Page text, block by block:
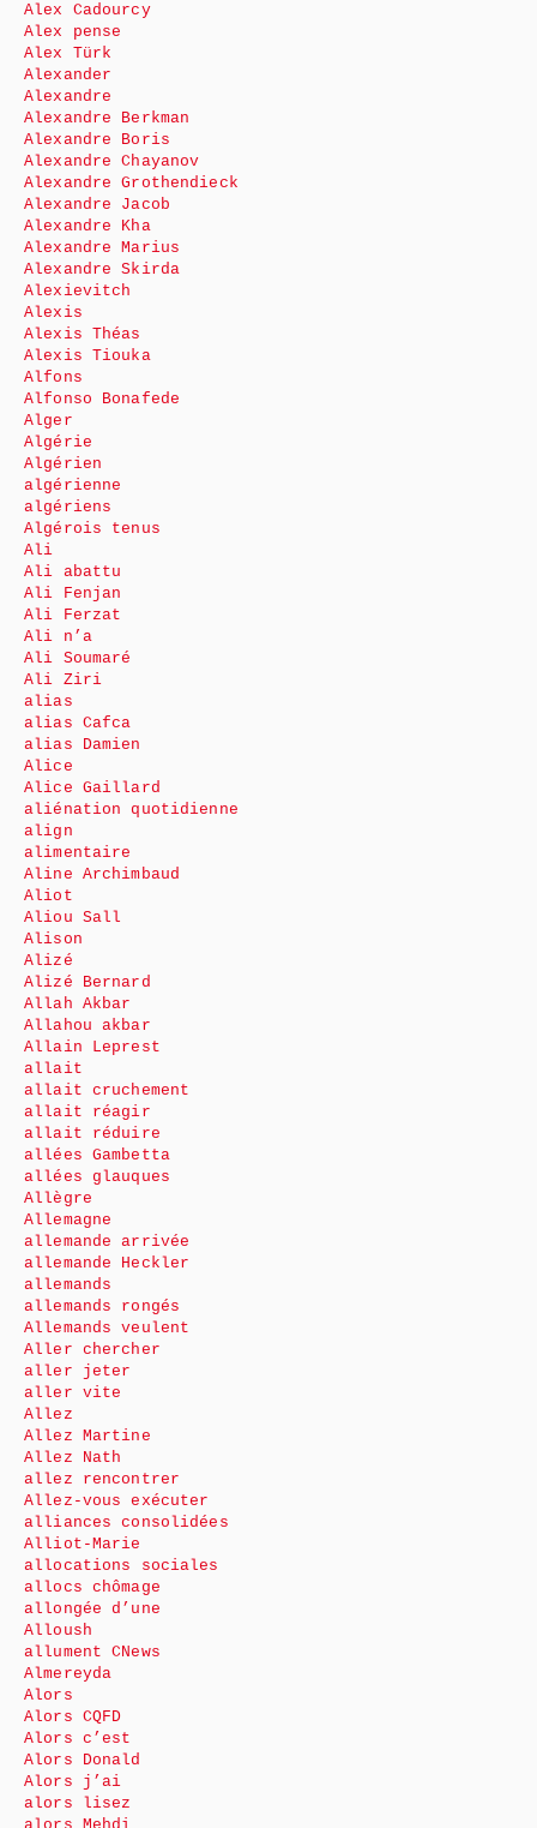
Alex Cadourcy
Alex pense
Alex Türk
Alexander
Alexandre
Alexandre Berkman
Alexandre Boris
Alexandre Chayanov
Alexandre Grothendieck
Alexandre Jacob
Alexandre Kha
Alexandre Marius
Alexandre Skirda
Alexievitch
Alexis
Alexis Théas
Alexis Tiouka
Alfons
Alfonso Bonafede
Alger
Algérie
Algérien
algérienne
algériens
Algérois tenus
Ali
Ali abattu
Ali Fenjan
Ali Ferzat
Ali n’a
Ali Soumaré
Ali Ziri
alias
alias Cafca
alias Damien
Alice
Alice Gaillard
aliénation quotidienne
align
alimentaire
Aline Archimbaud
Aliot
Aliou Sall
Alison
Alizé
Alizé Bernard
Allah Akbar
Allahou akbar
Allain Leprest
allait
allait cruchement
allait réagir
allait réduire
allées Gambetta
allées glauques
Allègre
Allemagne
allemande arrivée
allemande Heckler
allemands
allemands rongés
Allemands veulent
Aller chercher
aller jeter
aller vite
Allez
Allez Martine
Allez Nath
allez rencontrer
Allez-vous exécuter
alliances consolidées
Alliot-Marie
allocations sociales
allocs chômage
allongée d’une
Alloush
allument CNews
Almereyda
Alors
Alors CQFD
Alors c’est
Alors Donald
Alors j’ai
alors lisez